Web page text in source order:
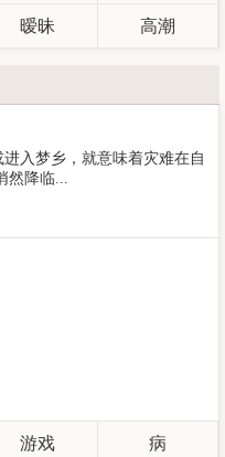
暧昧 高潮
入梦乡，就意味着灾难在自
然降临...
游戏 病